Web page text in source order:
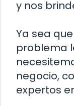
y nos
Ya sea
problema
negocio,
expertos